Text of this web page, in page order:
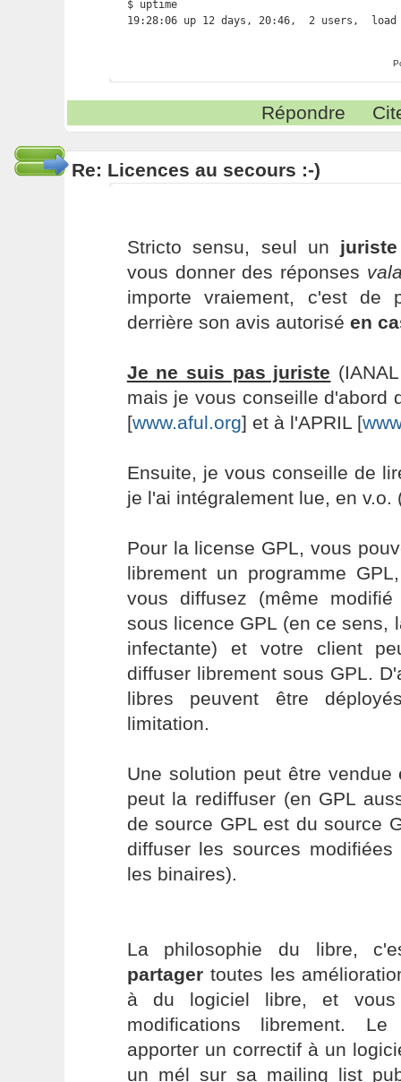
$ uptime
19:28:06 up 12 days, 20:46,  2 users,  load
Répondre
Re: Licences au secours :-)
Stricto sensu, seul un
vous donner des réponses
importe vraiement, c'est de
derrière son avis autorisé en
Je ne suis pas juriste
mais je vous conseille d'abord
[www.aful.org] et à l'APRIL [
Ensuite, je vous conseille de
je l'ai intégralement lue, en v.o.
Pour la license GPL, vous
librement un programme
vous diffusez (même
sous licence GPL (en ce sens,
infectante) et votre client
diffuser librement sous GPL.
libres peuvent être
limitation.
Une solution peut être
peut la rediffuser (en GPL
de source GPL est du source
diffuser les sources
les binaires).
La philosophie du libre,
partagertoutes les
à du logiciel libre, et vous
modifications librement.
apporter un correctif à un
un mél sur sa mailing list